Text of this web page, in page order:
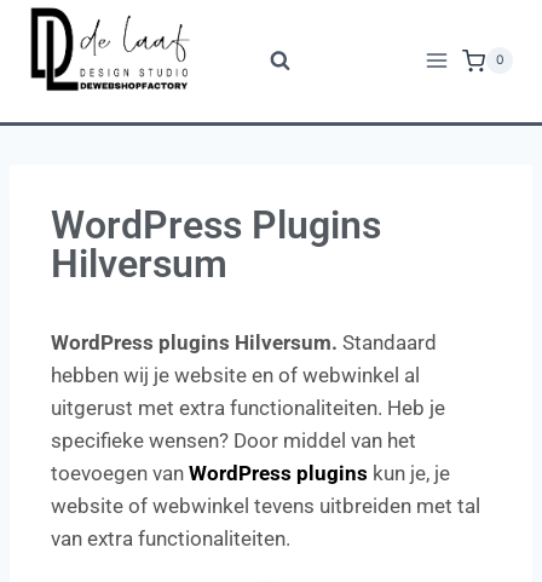
0
WordPress Plugins
Hilversum
WordPress plugins Hilversum. Standaard
hebben wij je website en of webwinkel al
uitgerust met extra functionaliteiten. Heb je
specifieke wensen? Door middel van het
toevoegen van WordPress plugins kun je, je
website of webwinkel tevens uitbreiden met tal
van extra functionaliteiten.